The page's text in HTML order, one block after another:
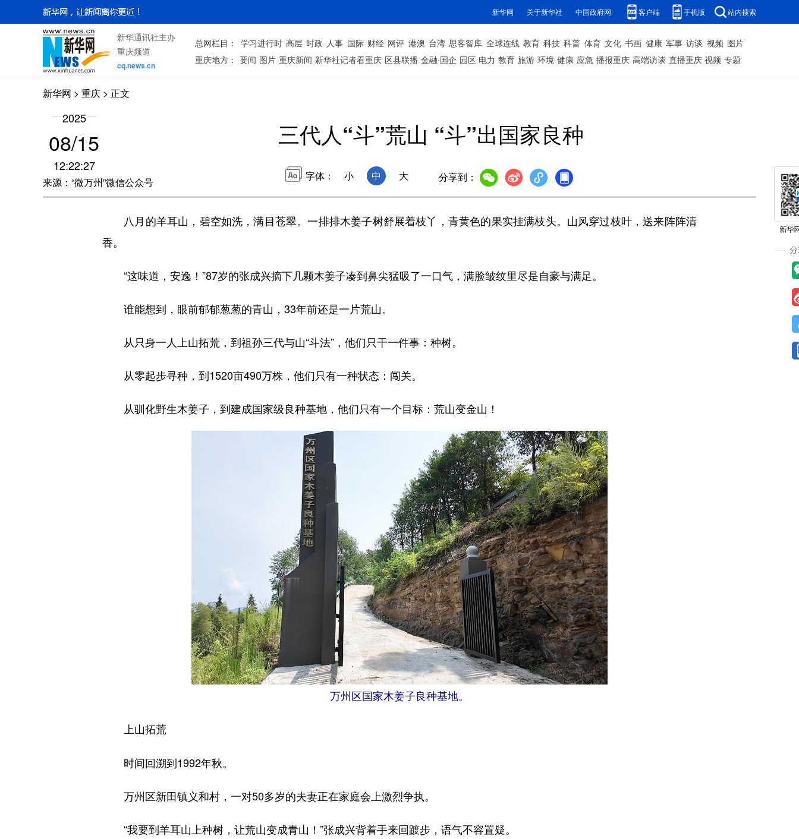
新华网 关于新华社 中国政府网 客户端 手机版 站内搜索
新华通讯社主办
重庆频道
cq.news.cn
总网栏目： 学习进行时 高层 时政 人事 国际 财经 网评 港澳 台湾 思客智库 全球连线 教育 科技 科普 体育 文化 书画 健康 军事 访谈 视频 图片
重庆地方： 要闻 图片 重庆新闻 新华社记者看重庆 区县联播 金融·国企 园区 电力 教育 旅游 环境 健康 应急 播报重庆 高端访谈 直播重庆 视频 专题
新华网 > 重庆 > 正文
2025
08/15
12:22:27
来源：“微万州”微信公众号
三代人“斗”荒山 “斗”出国家良种
字体： 小 中 大 分享到：
八月的羊耳山，碧空如洗，满目苍翠。一排排木姜子树舒展着枝丫，青黄色的果实挂满枝头。山风穿过枝叶，送来阵阵清
香。
“这味道，安逸！”87岁的张成兴摘下几颗木姜子凑到鼻尖猛吸了一口气，满脸皱纹里尽是自豪与满足。
谁能想到，眼前郁郁葱葱的青山，33年前还是一片荒山。
从只身一人上山拓荒，到祖孙三代与山“斗法”，他们只干一件事：种树。
从零起步寻种，到1520亩490万株，他们只有一种状态：闯关。
从驯化野生木姜子，到建成国家级良种基地，他们只有一个目标：荒山变金山！
万州区国家木姜子良种基地。
上山拓荒
时间回溯到1992年秋。
万州区新田镇义和村，一对50多岁的夫妻正在家庭会上激烈争执。
“我要到羊耳山上种树，让荒山变成青山！”张成兴背着手来回踱步，语气不容置疑。